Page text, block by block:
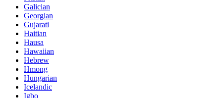
Galician
Georgian
Gujarati
Haitian
Hausa
Hawaiian
Hebrew
Hmong
Hungarian
Icelandic
Igbo